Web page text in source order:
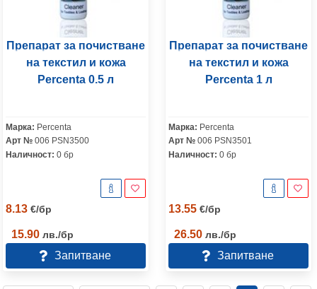
Препарат за почистване
на текстил и кожа
Percenta 0.5 л
Марка: Percenta
Арт № 006 PSN3500
Наличност: 0 бр
8.13 €/бр
15.90 лв./бр
Запитване
Препарат за почистване
на текстил и кожа
Percenta 1 л
Марка: Percenta
Арт № 006 PSN3501
Наличност: 0 бр
13.55 €/бр
26.50 лв./бр
Запитване